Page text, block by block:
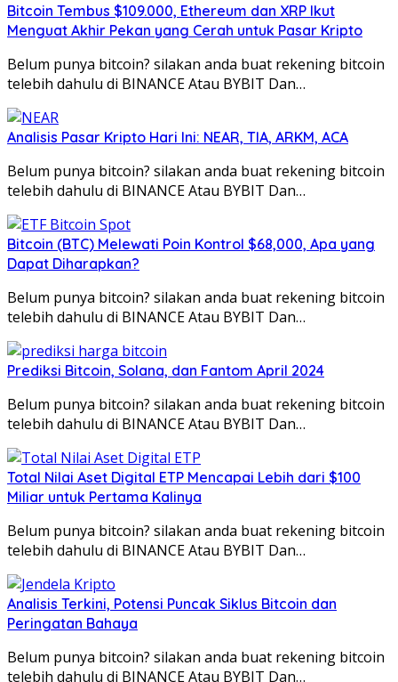
Bitcoin Tembus $109.000, Ethereum dan XRP Ikut
Menguat Akhir Pekan yang Cerah untuk Pasar Kripto
Belum punya bitcoin? silakan anda buat rekening bitcoin
telebih dahulu di BINANCE Atau BYBIT Dan…
Analisis Pasar Kripto Hari Ini: NEAR, TIA, ARKM, ACA
Belum punya bitcoin? silakan anda buat rekening bitcoin
telebih dahulu di BINANCE Atau BYBIT Dan…
Bitcoin (BTC) Melewati Poin Kontrol $68,000, Apa yang
Dapat Diharapkan?
Belum punya bitcoin? silakan anda buat rekening bitcoin
telebih dahulu di BINANCE Atau BYBIT Dan…
Prediksi Bitcoin, Solana, dan Fantom April 2024
Belum punya bitcoin? silakan anda buat rekening bitcoin
telebih dahulu di BINANCE Atau BYBIT Dan…
Total Nilai Aset Digital ETP Mencapai Lebih dari $100
Miliar untuk Pertama Kalinya
Belum punya bitcoin? silakan anda buat rekening bitcoin
telebih dahulu di BINANCE Atau BYBIT Dan…
Analisis Terkini, Potensi Puncak Siklus Bitcoin dan
Peringatan Bahaya
Belum punya bitcoin? silakan anda buat rekening bitcoin
telebih dahulu di BINANCE Atau BYBIT Dan…